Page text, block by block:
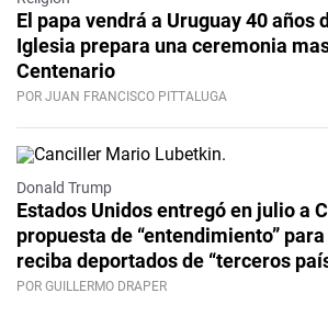
El papa vendrá a Uruguay 40 años
Iglesia prepara una ceremonia
Centenario
POR JUAN FRANCISCO PITTALUGA
Donald Trump
Estados Unidos entregó en julio a
propuesta de “entendimiento”
reciba deportados de “terceros
POR GUILLERMO DRAPER